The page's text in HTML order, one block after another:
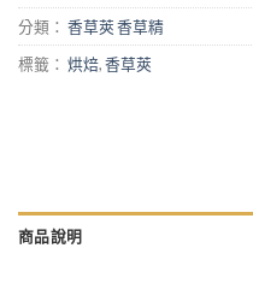
分類： 香草莢 香草精
標籤： 烘焙,香草莢
商品說明